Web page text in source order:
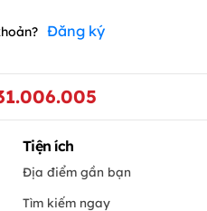
Đăng ký
Tiện ích
Địa điểm gần bạn
Tìm kiếm ngay